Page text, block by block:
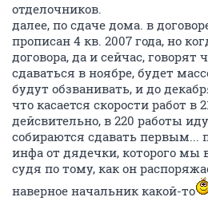
отделочников.
далее, по сдаче дома. в
прописан 4 кв. 2007 года, но
договора, да и сейчас, говорят
сдаваться в ноябре, будет
будут обзванивать, и до
что касается скорости работ в
дейсвительно, в 220 работы
собираются сдавать первым...
инфа от дядечки, которого мы
судя по тому, как он
наверное начальник какой-то